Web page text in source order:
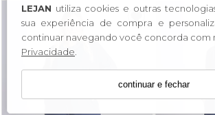
LEJAN utiliza cookies e outras
sua experiência de compra e
continuar navegando você concorda com
Privacidade.
continuar e fechar